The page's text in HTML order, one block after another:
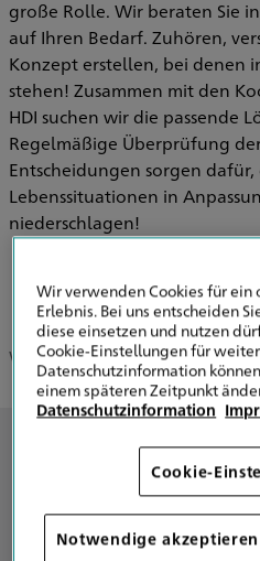
große Rolle. Wir beraten Sie
auf Ihren Bedarf. Zuhören,
Konzept erstellen, bei denen
stehen! Zusammen mit den
HDI suchen wir die passende
Regelmäßige Überprüfung
Entscheidungen sorgen dafür,
Lebenssituationen in
niederschlagen!
Wir über uns Unser Team
Wir
Wir sind Ihre Spezialisten für
Wir verwenden Cookies für
Erlebnis. Bei uns entscheiden
diese einsetzen und nutzen
Cookie-Einstellungen für
Datenschutzinformation
einem späteren Zeitpunkt
Datenschutzinformation
Cookie-
Notwendige akzeptieren